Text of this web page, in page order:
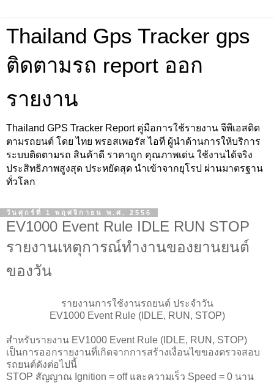
Thailand Gps Tracker gps
ติดตามรถ report ออก
รายงาน
Thailand GPS Tracker Report คู่มือการใช้รายงาน จีพีเอสติด
ตามรถยนต์ โดย ไทย พรอสเพอรัส ไอที ผู้นำด้านการให้บริการ
ระบบติดตามรถ สินค้าดี ราคาถูก คุณภาพเด่น ใช้งานได้จริง
ประสิทธิภาพสูงสุด ประหยัดสุด นำเข้าจากยุโรป ผ่านมาตรฐาน
ทั่วโลก
วันศุกร์ที่ 1 พฤศจิกายน พ.ศ. 2556
EV1000 Event Rule IDLE RUN STOP
รายงานเหตุการณ์ทำงานของยานยนต์
ของวัน
รายงานการใช้งานรถยนต์ ประจำวัน
EV1000 Event Rule (IDLE, RUN, STOP)
สำหรับรายงาน EV1000 Event Rule (IDLE, RUN, STOP)
เป็นการออกรายงานที่เกิดจากการสร้างเงื่อนไขของตรวจสอบ
รถยนต์ดังต่อไปนี้
STOP สัญญาณ Ignition = off และความเร็ว Speed = 0 นาน